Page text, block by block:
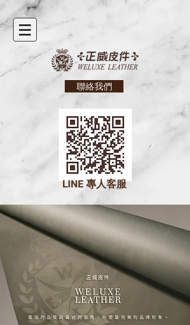
聯絡我們
LINE 專人客服